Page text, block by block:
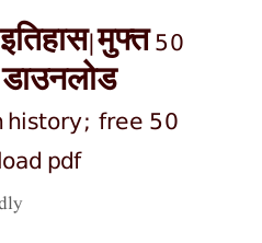
50
free 50
pdf